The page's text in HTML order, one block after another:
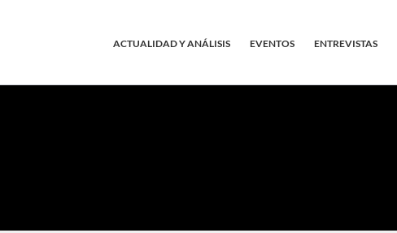
ACTUALIDAD Y ANÁLISIS EVENTOS ENTREVISTAS